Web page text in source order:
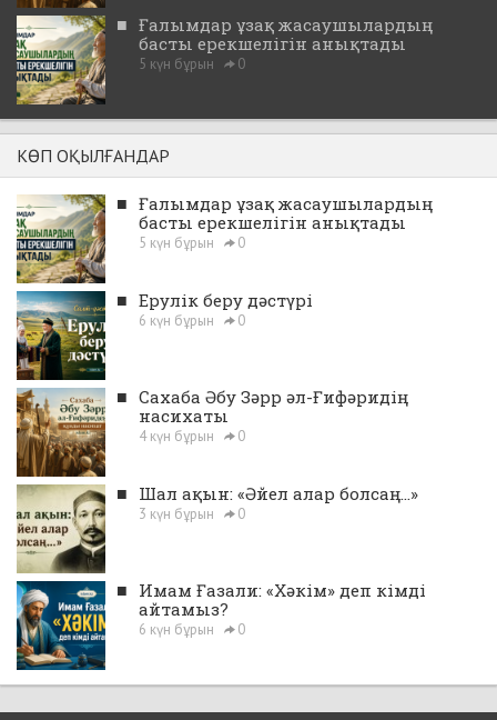
■ Ғалымдар ұзақ жасаушылардың
басты ерекшелігін анықтады
5 күн бұрын 0
КӨП ОҚЫЛҒАНДАР
■ Ғалымдар ұзақ жасаушылардың
басты ерекшелігін анықтады
5 күн бұрын 0
■ Ерулік беру дәстүрі
6 күн бұрын 0
■ Сахаба Әбу Зәрр әл-Ғифәридің
насихаты
4 күн бұрын 0
■ Шал ақын: «Әйел алар болсаң...»
3 күн бұрын 0
■ Имам Ғазали: «Хәкім» деп кімді
айтамыз?
6 күн бұрын 0